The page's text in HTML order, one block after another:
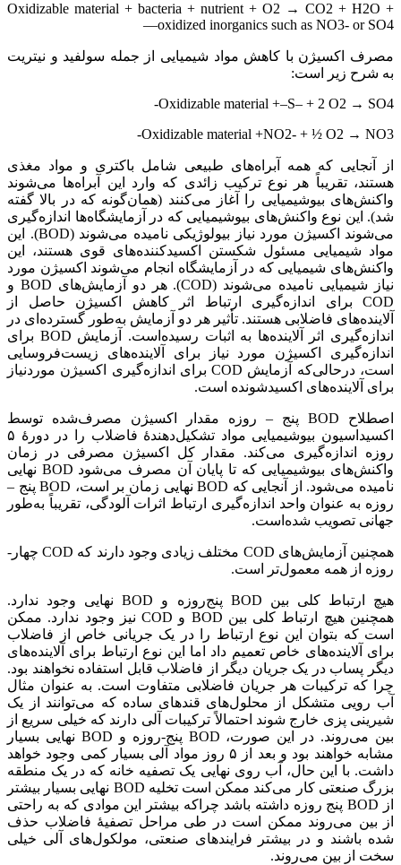
Oxidizable material + bacteria + nutrient + O2 → CO2 + H2O +
oxidized inorganics such as NO3- or SO4—
مصرف اکسیژن با کاهش مواد شیمیایی از جمله سولفید و نیتریت
به شرح زیر است:
Oxidizable material +–S– + 2 O2 → SO4-
Oxidizable material +NO2- + ½ O2 → NO3-
از آنجایی که همه آبراه‌های طبیعی شامل باکتری و مواد مغذی
هستند، تقریباً هر نوع ترکیب زائدی که وارد این آبراه‌ها می‌شوند
واکنش‌های بیوشیمیایی را آغاز می‌کنند (همان‌گونه که در بالا گفته
شد). این نوع واکنش‌های بیوشیمیایی که در آزمایشگاه‌ها اندازه‌گیری
می‌شوند اکسیژن مورد نیاز بیولوژیکی نامیده می‌شوند (BOD). این
مواد شیمیایی مسئول شکستن اکسیدکننده‌های قوی هستند، این
واکنش‌های شیمیایی که در آزمایشگاه انجام می‌شوند اکسیژن مورد
نیاز شیمیایی نامیده می‌شوند (COD). هر دو آزمایش‌های BOD و
COD برای اندازه‌گیری ارتباط اثر کاهش اکسیژن حاصل از
آلاینده‌های فاضلابی هستند. تأثیر هر دو آزمایش به‌طور گسترده‌ای در
اندازه‌گیری اثر آلاینده‌ها به اثبات رسیده‌است. آزمایش BOD برای
اندازه‌گیری اکسیژن مورد نیاز برای آلاینده‌های زیست‌فروسایی
است، درحالی‌که آزمایش COD برای اندازه‌گیری اکسیژن موردنیاز
برای آلاینده‌های اکسیدشونده است.
اصطلاح BOD پنج – روزه مقدار اکسیژن مصرف‌شده توسط
اکسیداسیون بیوشیمیایی مواد تشکیل‌دهندهٔ فاضلاب را در دورهٔ ۵
روزه اندازه‌گیری می‌کند. مقدار کل اکسیژن مصرفی در زمان
واکنش‌های بیوشیمیایی که تا پایان آن مصرف می‌شود BOD نهایی
نامیده می‌شود. از آنجایی که BOD نهایی زمان بر است، BOD پنج –
روزه به عنوان واحد اندازه‌گیری ارتباط اثرات آلودگی، تقریباً به‌طور
جهانی تصویب شده‌است.
همچنین آزمایش‌های COD مختلف زیادی وجود دارند که COD چهار-
روزه از همه معمول‌تر است.
هیچ ارتباط کلی بین BOD پنج‌روزه و BOD نهایی وجود ندارد.
همچنین هیچ ارتباط کلی بین BOD و COD نیز وجود ندارد. ممکن
است که بتوان این نوع ارتباط را در یک جریانی خاص از فاضلاب
برای آلاینده‌های خاص تعمیم داد اما این نوع ارتباط برای آلاینده‌های
دیگر پساب در یک جریان دیگر از فاضلاب قابل استفاده نخواهند بود.
چرا که ترکیبات هر جریان فاضلابی متفاوت است. به عنوان مثال
آب رویی متشکل از محلول‌های قندهای ساده که می‌توانند از یک
شیرینی پزی خارج شوند احتمالاً ترکیبات آلی دارند که خیلی سریع از
بین می‌روند. در این صورت، BOD پنج-روزه و BOD نهایی بسیار
مشابه خواهند بود و بعد از ۵ روز مواد آلی بسیار کمی وجود خواهد
داشت. با این حال، آب روی نهایی یک تصفیه خانه که در یک منطقه
بزرگ صنعتی کار می‌کند ممکن است تخلیه BOD نهایی بسیار بیشتر
از BOD پنج روزه داشته باشد چراکه بیشتر این موادی که به راحتی
از بین می‌روند ممکن است در طی مراحل تصفیهٔ فاضلاب حذف
شده باشند و در بیشتر فرایندهای صنعتی، مولکول‌های آلی خیلی
سخت از بین می‌روند.